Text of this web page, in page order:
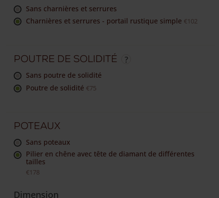
sans charnières et serrures
Charnières et serrures - portail rustique simple €102
Poutre de solidité
sans poutre de solidité
Poutre de solidité €75
Poteaux
sans poteaux
Pilier en chêne avec tête de diamant de différentes
tailles
€178
Dimension